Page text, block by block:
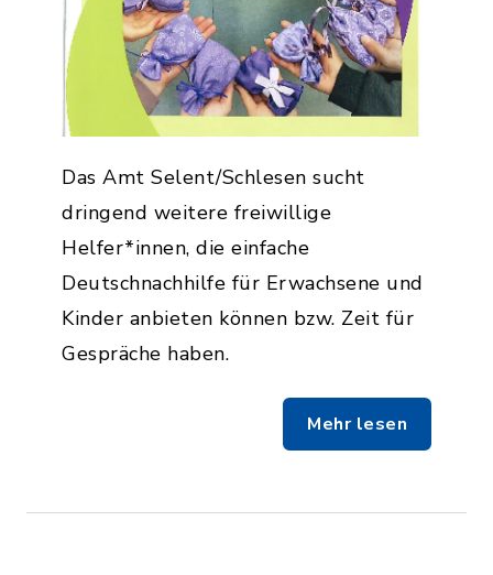
Das Amt Selent/Schlesen sucht
dringend weitere freiwillige
Helfer*innen, die einfache
Deutschnachhilfe für Erwachsene und
Kinder anbieten können bzw. Zeit für
Gespräche haben.
Mehr lesen